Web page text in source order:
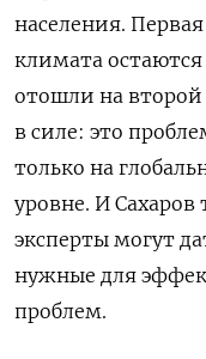
населения.
климата
отошли на второй
в силе: это
только на
уровне. И Сахаров
эксперты могут
нужные для
проблем.